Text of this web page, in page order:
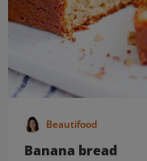
Beautifood
Banana bread